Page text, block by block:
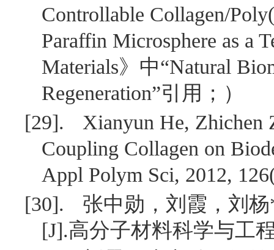
Controllable Collagen/
Paraffin Microsphere as a
Materials》中“Natural
Regeneration”引用；）
[29].
Xianyun He, Zhichen
Coupling Collagen on
Appl Polym Sci, 2012,
[30].
张中勋，刘霞，刘杨
[J].高分子材料科学与工